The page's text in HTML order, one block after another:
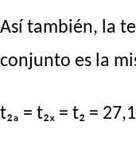
Así también, la
conjunto es la
t₂ₐ = t₂ₓ = t₂ =